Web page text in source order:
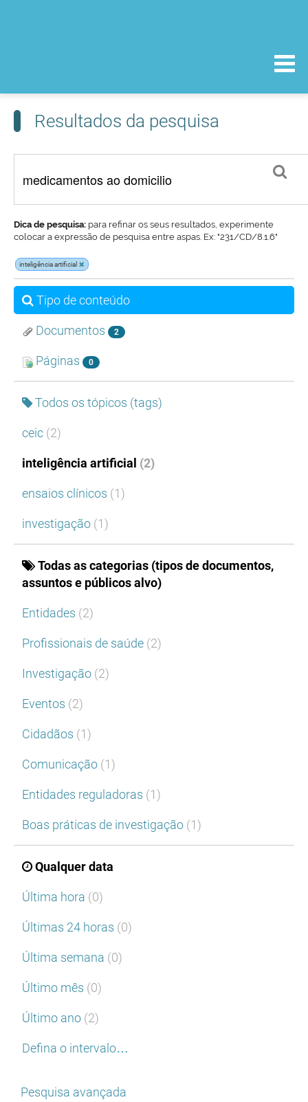
Resultados da pesquisa
Dica de pesquisa: para refinar os seus resultados, experimente
colocar a expressão de pesquisa entre aspas. Ex: "231/CD/8.1.6"
inteligência artificial
Tipo de conteúdo
Documentos 2
Páginas 0
Todos os tópicos (tags)
ceic (2)
inteligência artificial (2)
ensaios clínicos (1)
investigação (1)
Todas as categorias (tipos de documentos,
assuntos e públicos alvo)
Entidades (2)
Profissionais de saúde (2)
Investigação (2)
Eventos (2)
Cidadãos (1)
Comunicação (1)
Entidades reguladoras (1)
Boas práticas de investigação (1)
Qualquer data
Última hora (0)
Últimas 24 horas (0)
Última semana (0)
Último mês (0)
Último ano (2)
Defina o intervalo…
Pesquisa avançada